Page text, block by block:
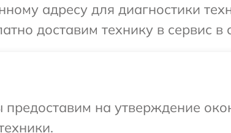
адресу для диагностики
доставим технику в сервис
на утверждение